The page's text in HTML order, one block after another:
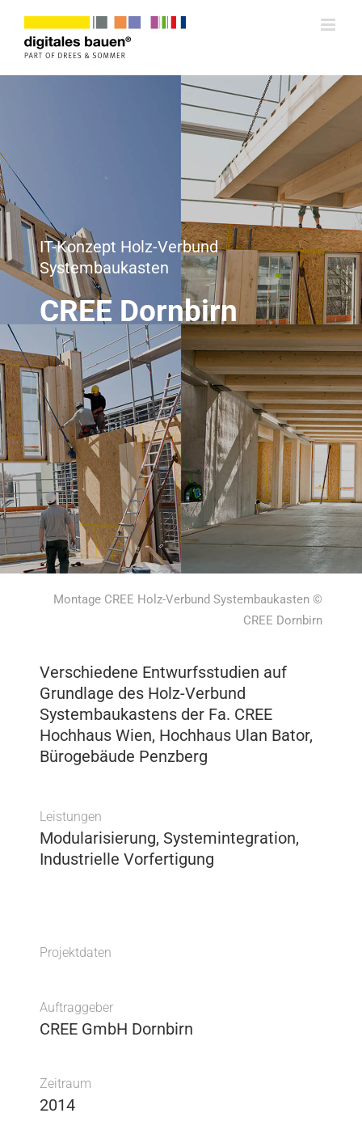
Zum
Inhalt
springen
IT-Konzept Holz-Verbund
Systembaukasten
CREE Dornbirn
Montage CREE Holz-Verbund Systembaukasten ©
CREE Dornbirn
Verschiedene Entwurfsstudien auf
Grundlage des Holz-Verbund
Systembaukastens der Fa. CREE
Hochhaus Wien, Hochhaus Ulan Bator,
Bürogebäude Penzberg
Leistungen
Modularisierung, Systemintegration,
Industrielle Vorfertigung
Projektdaten
Auftraggeber
CREE GmbH Dornbirn
Zeitraum
2014